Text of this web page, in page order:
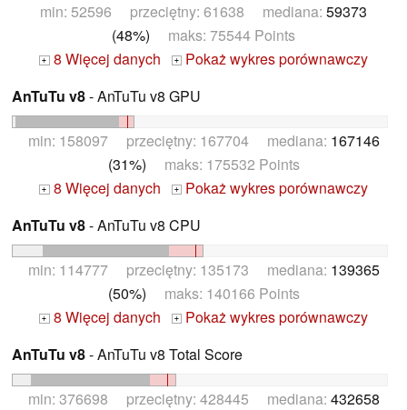
min: 52596 przeciętny: 61638 mediana: 59373
(48%) maks: 75544 Points
+ 8 Więcej danych +
Pokaż wykres porównawczy
AnTuTu v8- AnTuTu v8 GPU
min: 158097 przeciętny: 167704 mediana: 167146
(31%) maks: 175532 Points
+ 8 Więcej danych +
Pokaż wykres porównawczy
AnTuTu v8- AnTuTu v8 CPU
min: 114777 przeciętny: 135173 mediana: 139365
(50%) maks: 140166 Points
+ 8 Więcej danych +
Pokaż wykres porównawczy
AnTuTu v8- AnTuTu v8 Total Score
min: 376698 przeciętny: 428445 mediana: 432658